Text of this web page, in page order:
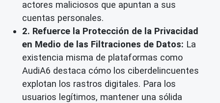
actores maliciosos que apuntan a sus
cuentas personales.
2. Refuerce la Protección de la Privacidad
en Medio de las Filtraciones de Datos: La
existencia misma de plataformas como
AudiA6 destaca cómo los ciberdelincuentes
explotan los rastros digitales. Para los
usuarios legítimos, mantener una sólida